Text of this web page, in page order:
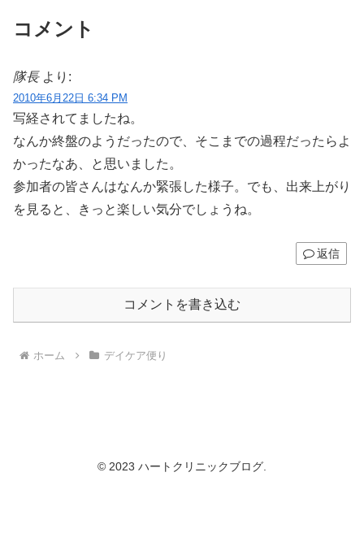
コメント
隊長 より:
2010年6月22日 6:34 PM
写経されてましたね。
なんか終盤のようだったので、そこまでの過程だったらよ
かったなあ、と思いました。
参加者の皆さんはなんか緊張した様子。でも、出来上がり
を見ると、きっと楽しい気分でしょうね。
返信
コメントを書き込む
ホーム デイケア便り
© 2023 ハートクリニックブログ.